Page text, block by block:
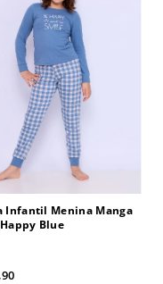
Infantil Menina Manga
Blue
90